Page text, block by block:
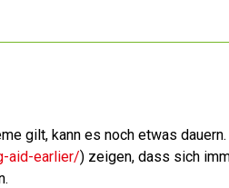
gilt, kann es noch etwas dauern.
aid-earlier/) zeigen, dass sich